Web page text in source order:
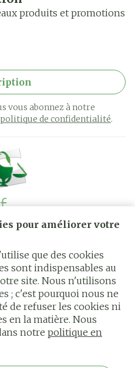
pour améliorer votre
que des cookies
sont indispensables au
site. Nous n'utilisons
; c'est pourquoi nous ne
de refuser les cookies ni
en la matière. Nous
notre politique en
produits et promotions
vous abonnez à notre
politique de confidentialité.